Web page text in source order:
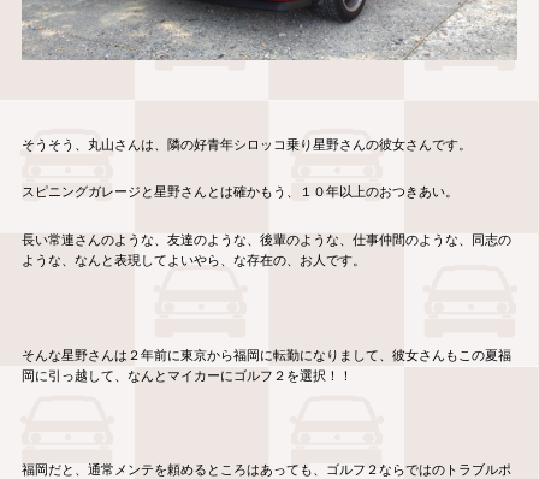
そうそう、丸山さんは、隣の好青年シロッコ乗り星野さんの彼女さんです。
スピニングガレージと星野さんとは確かもう、１０年以上のおつきあい。
長い常連さんのような、友達のような、後輩のような、仕事仲間のような、同志の
ような、なんと表現してよいやら、な存在の、お人です。
そんな星野さんは２年前に東京から福岡に転勤になりまして、彼女さんもこの夏福
岡に引っ越して、なんとマイカーにゴルフ２を選択！！
福岡だと、通常メンテを頼めるところはあっても、ゴルフ２ならではのトラブルポ